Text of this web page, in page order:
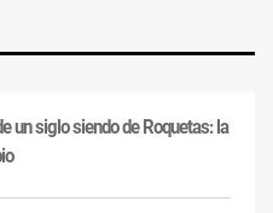
un siglo siendo de Roquetas: la